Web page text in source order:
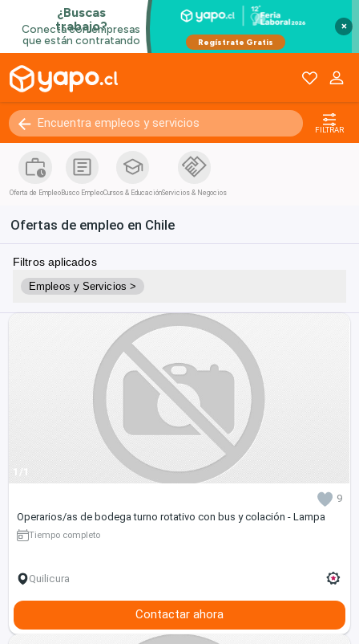
×
FILTRAR
Oferta de Empleo Busco EmpleoCursos & EducaciónServicios & Negocios
Ofertas de empleo en Chile
Filtros aplicados
Empleos y Servicios >
1/1
9
Operarios/as de bodega turno rotativo con bus y colación - Lampa
Tiempo completo
Quilicura
Contactar ahora